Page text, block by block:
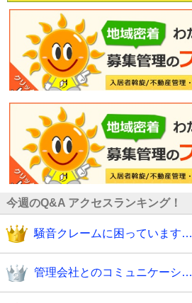
今週のQ&A アクセスランキング！
騒音クレームに困っています…
管理会社とのコミュニケーシ…